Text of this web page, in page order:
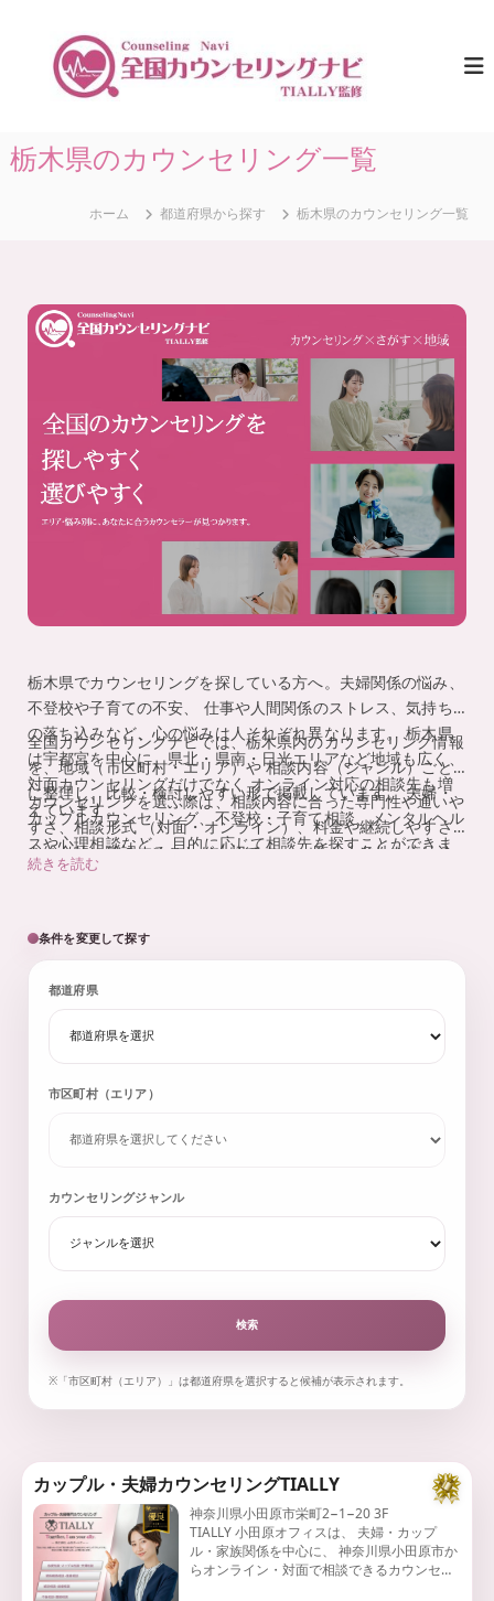
ス
キ
ン
ビ
T
I
A
L
L
Y
監
修
め
の
ウ
ン
セ
リ
ン
グ
情
報
を
探
し
く
栃木県のカウンセリング一覧
ホーム 都道府県から探す 栃木県のカウンセリング一覧
栃木県でカウンセリングを探している方へ。夫婦関係の悩み、
不登校や子育ての不安、 仕事や人間関係のストレス、気持ち
の落ち込みなど、心の悩みは人それぞれ異なります。 栃木県
は宇都宮を中心に、県北・県南・日光エリアなど地域も広く、
対面カウンセリングだけでなく オンライン対応の相談先も増
えています。
全国カウンセリングナビでは、栃木県内のカウンセリング情報
を、地域（市区町村・エリア）や 相談内容（ジャンル）ごと
に整理し、比較・検討しやすい形で掲載しています。 夫婦・
カップルカウンセリング、不登校・子育て相談、メンタルヘル
スや心理相談など、 目的に応じて相談先を探すことができま
す。
カウンセリングを選ぶ際は、相談内容に合った専門性や通いや
すさ、相談形式 （対面・オンライン）、料金や継続しやすさ
を総合的に確認することが大切です。 一覧から条件を絞り込
み、自分に合った相談先を探してみてください。
続きを読む
条件を変更して探す
都道府県
市区町村（エリア）
カウンセリングジャンル
検索
※「市区町村（エリア）」は都道府県を選択すると候補が表示されます。
カップル・夫婦カウンセリングTIALLY
神奈川県小田原市栄町2−1−20 3F
TIALLY 小田原オフィスは、 夫婦・カップ
ル・家族関係を中心に、 神奈川県小田原市か
らオンライン・対面で相談できるカウンセリ